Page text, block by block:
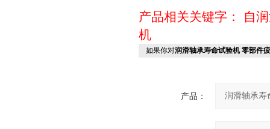
产品相关关键字： 自
机
如果你对润滑轴承寿命试验机 零部件
产品：